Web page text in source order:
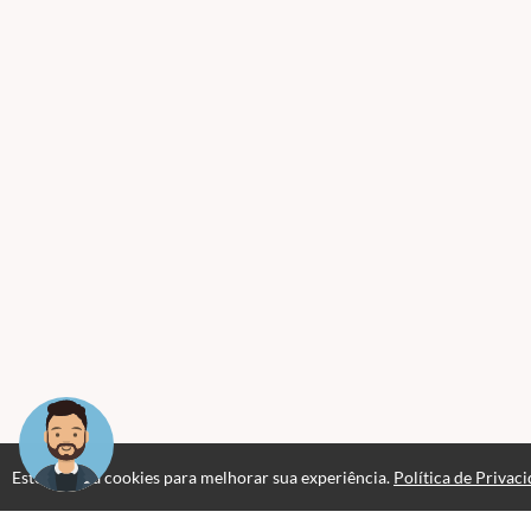
Este site usa cookies para melhorar sua experiência. Política de